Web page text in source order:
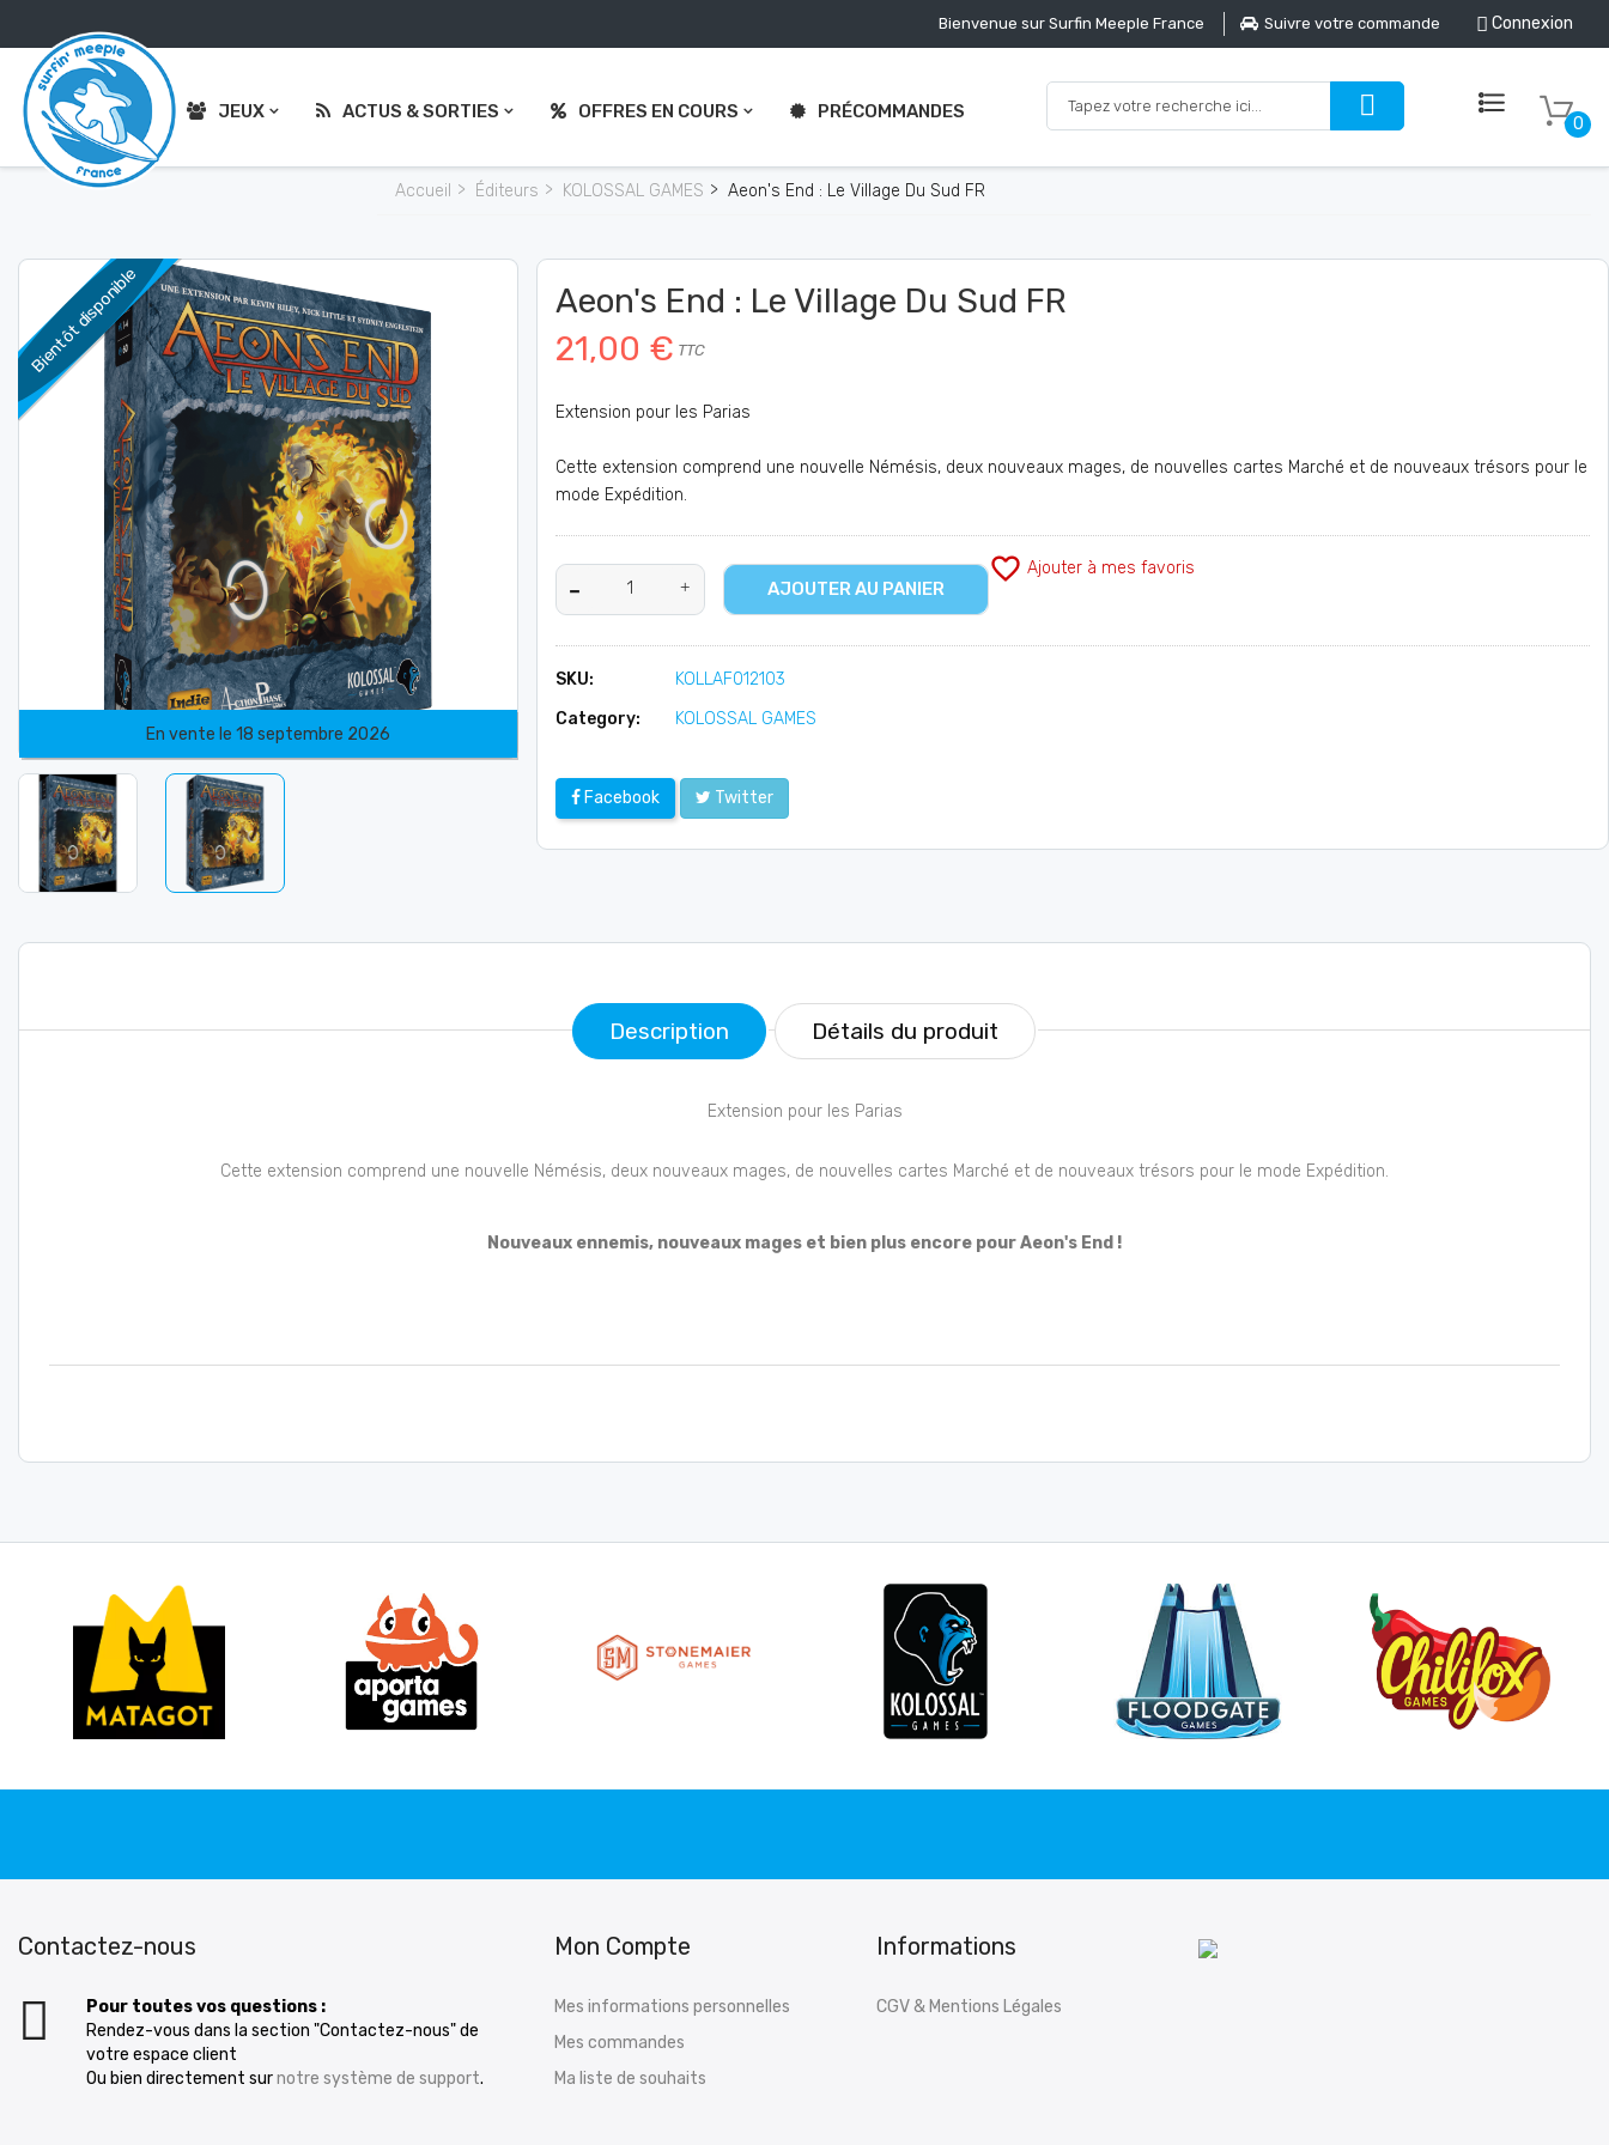
Bienvenue sur Surfin Meeple France Suivre votre commande Connexion
0
JEUX ACTUS & SORTIES OFFRES EN COURS PRÉCOMMANDES
Accueil Éditeurs KOLOSSAL GAMES Aeon's End : Le Village Du Sud FR
Bientôt disponible
En vente le 18 septembre 2026
Aeon's End : Le Village Du Sud FR
21,00 € TTC
Extension pour les Parias
Cette extension comprend une nouvelle Némésis, deux nouveaux mages, de nouvelles cartes Marché et de nouveaux trésors pour le
mode Expédition.
AJOUTER AU PANIER
favorite_border Ajouter à mes favoris
SKU:
KOLLAF012103
Category:
KOLOSSAL GAMES
Facebook Twitter
Description Détails du produit
Extension pour les Parias
Cette extension comprend une nouvelle Némésis, deux nouveaux mages, de nouvelles cartes Marché et de nouveaux trésors pour le mode Expédition.
Nouveaux ennemis, nouveaux mages et bien plus encore pour Aeon's End !
Contactez-nous
Pour toutes vos questions :
Rendez-vous dans la section "Contactez-nous" de
votre espace client
Ou bien directement surnotre système de support.
Mon Compte
Mes informations personnelles
Mes commandes
Ma liste de souhaits
Informations
CGV & Mentions Légales